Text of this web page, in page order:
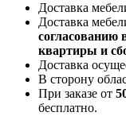
Доставка
Доставка
согласованию
квартиры и
Доставка
В сторону
При заказе от
бесплатно.